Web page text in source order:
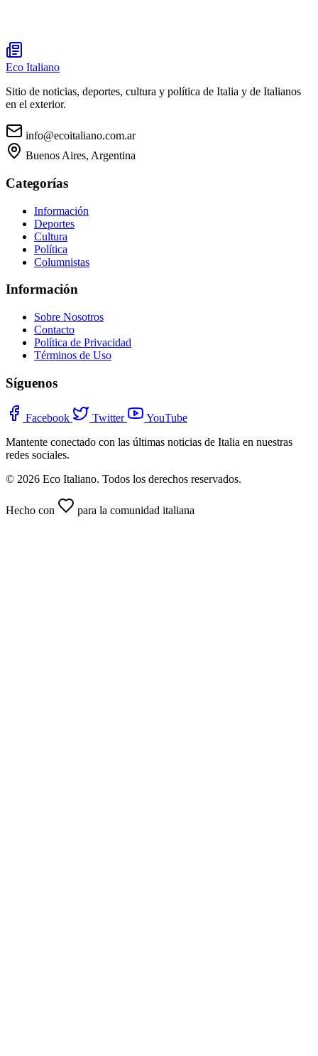
Eco Italiano
Sitio de noticias, deportes, cultura y política de Italia y de Italianos
en el exterior.
info@ecoitaliano.com.ar
Buenos Aires, Argentina
Categorías
Información
Deportes
Cultura
Política
Columnistas
Información
Sobre Nosotros
Contacto
Política de Privacidad
Términos de Uso
Síguenos
Facebook Twitter
YouTube
Mantente conectado con las últimas noticias de Italia en nuestras
redes sociales.
© 2026 Eco Italiano. Todos los derechos reservados.
Hecho con para la comunidad italiana